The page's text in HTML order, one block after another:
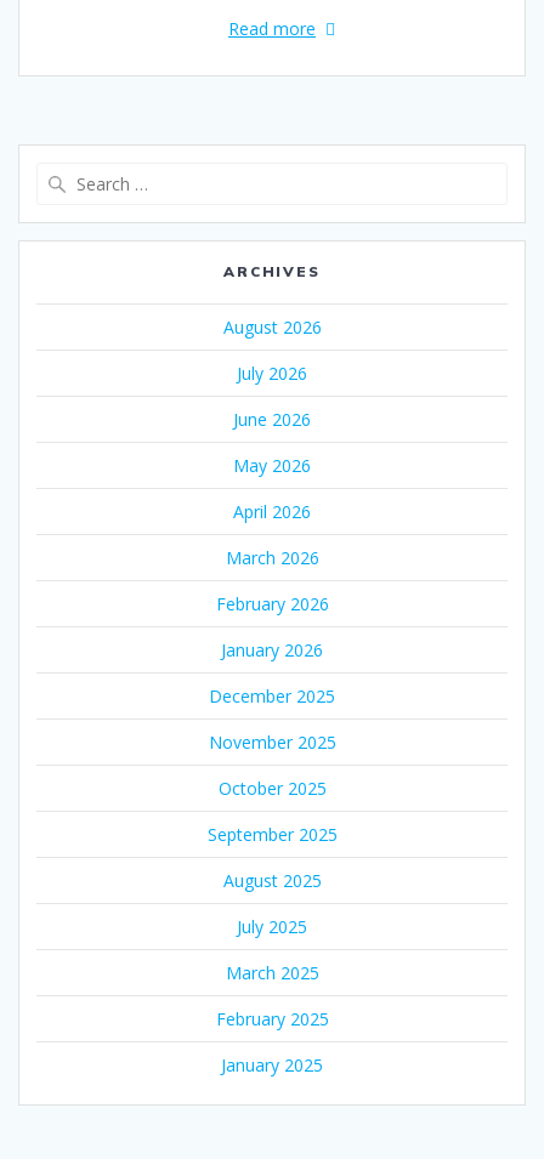
Read more
ARCHIVES
August 2026
July 2026
June 2026
May 2026
April 2026
March 2026
February 2026
January 2026
December 2025
November 2025
October 2025
September 2025
August 2025
July 2025
March 2025
February 2025
January 2025